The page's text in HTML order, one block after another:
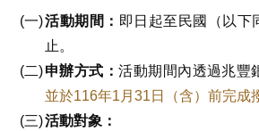
活動期間： 即日起至民國（以下
止。
申辦方式：活動期間內透過兆豐
並於116年1月31日（含）前完成
活動對象：